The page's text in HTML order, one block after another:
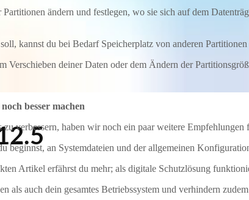
ändern und festlegen, wo sie sich auf dem
kannst du bei Bedarf Speicherplatz von anderen
Verschieben deiner Daten oder dem Ändern der
besser machen
verbessern, haben wir noch ein paar weitere Empfehlungen
beginnst, an Systemdateien und der allgemeinen
Artikel erfährst du mehr; als digitale Schutzlösung
auch dein gesamtes Betriebssystem und verhindern